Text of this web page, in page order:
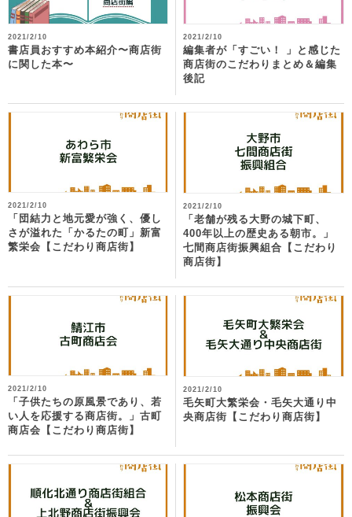
2021/2/10
書店員おすすめ本紹介〜商店街
に関した本〜
2021/2/10
編集者が「すごい！ 」と感じた
商店街のこだわりまとめ＆編集
後記
2021/2/10
「団結力と地元愛が強く、優し
さが溢れた「かるたの町」新富
繁栄会【こだわり商店街】
2021/2/10
「老舗が残る大野の城下町、
400年以上の歴史ある朝市。」
七間商店街振興組合【こだわり
商店街】
2021/2/10
「子供たちの原風景であり、若
い人を応援する商店街。」古町
商店会【こだわり商店街】
2021/2/10
毛矢町大繁栄会・毛矢大通り中
央商店街【こだわり商店街】